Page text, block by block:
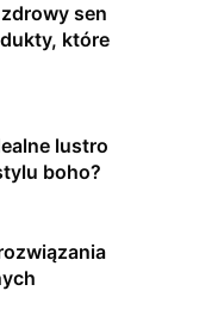
sen
które
lustro
boho?